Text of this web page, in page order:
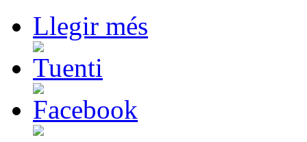
Llegir més